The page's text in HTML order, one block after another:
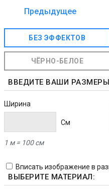
Предыдущее
БЕЗ ЭФФЕКТОВ
ЧЁРНО-БЕЛОЕ
ВВЕДИТЕ ВАШИ
Ширина
Cм
1 м = 100 см
Вписать изображение в
ВЫБЕРИТЕ МАТЕРИАЛ: